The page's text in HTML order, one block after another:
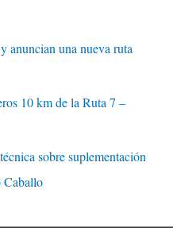
anuncian una nueva ruta
10 km de la Ruta 7 –
sobre suplementación
Caballo